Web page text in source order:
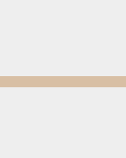
Nun geht es nicht
wird das vor allem